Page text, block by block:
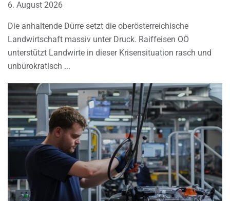
6. August 2026
Die anhaltende Dürre setzt die oberösterreichische
Landwirtschaft massiv unter Druck. Raiffeisen OÖ
unterstützt Landwirte in dieser Krisensituation rasch und
unbürokratisch